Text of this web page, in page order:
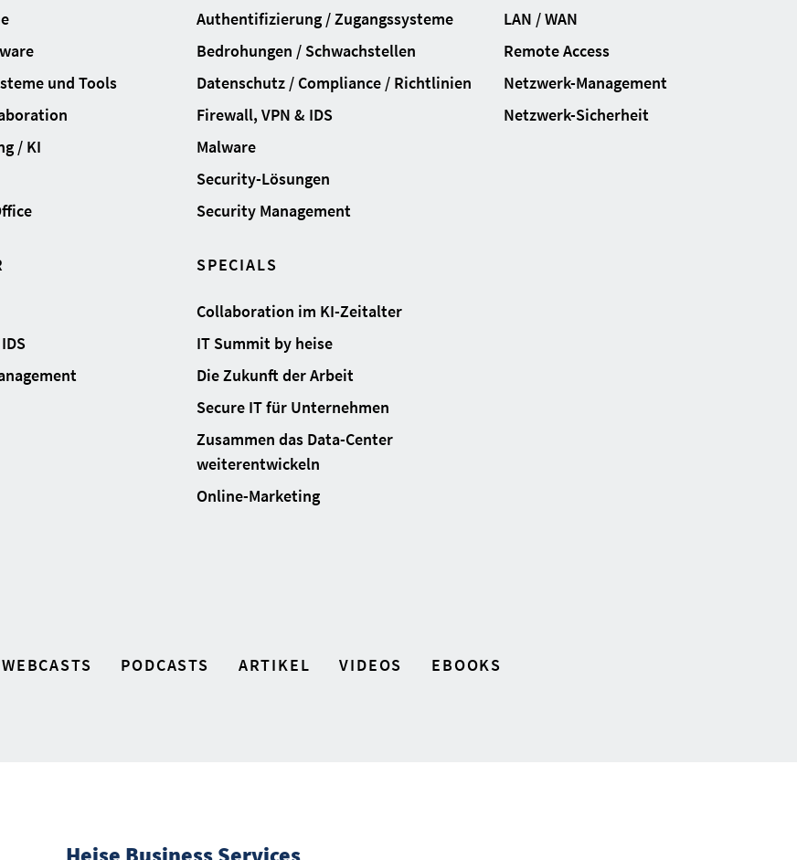
und Tools
/ KI
Authentifizierung / Zugangssysteme
Bedrohungen / Schwachstellen
Datenschutz / Compliance / Richtlinien
Firewall, VPN & IDS
Malware
Security-Lösungen
Security Management
LAN / WAN
Remote Access
Netzwerk-Management
Netzwerk-Sicherheit
SPECIALS
Collaboration im KI-Zeitalter
IT Summit by heise
Die Zukunft der Arbeit
Secure IT für Unternehmen
Zusammen das Data-Center
weiterentwickeln
Online-Marketing
WEBCASTS PODCASTS ARTIKEL VIDEOS EBOOKS